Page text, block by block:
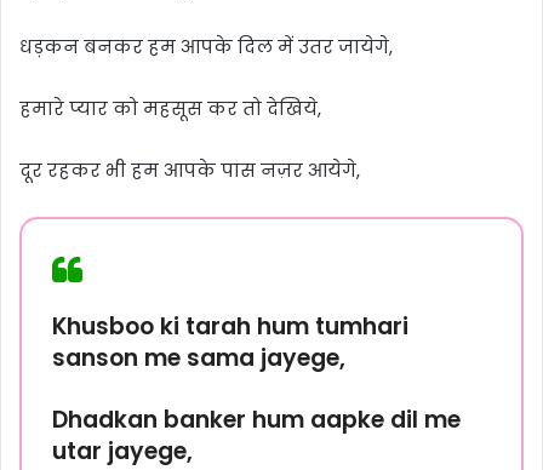
धड़कन बनकर हम आपके दिल में उतर जायेगे,
हमारे प्यार को महसूस कर तो देखिये,
दूर रहकर भी हम आपके पास नज़र आयेगे,
Khusboo ki tarah hum tumhari
sanson me sama jayege,
Dhadkan banker hum aapke dil me
utar jayege,